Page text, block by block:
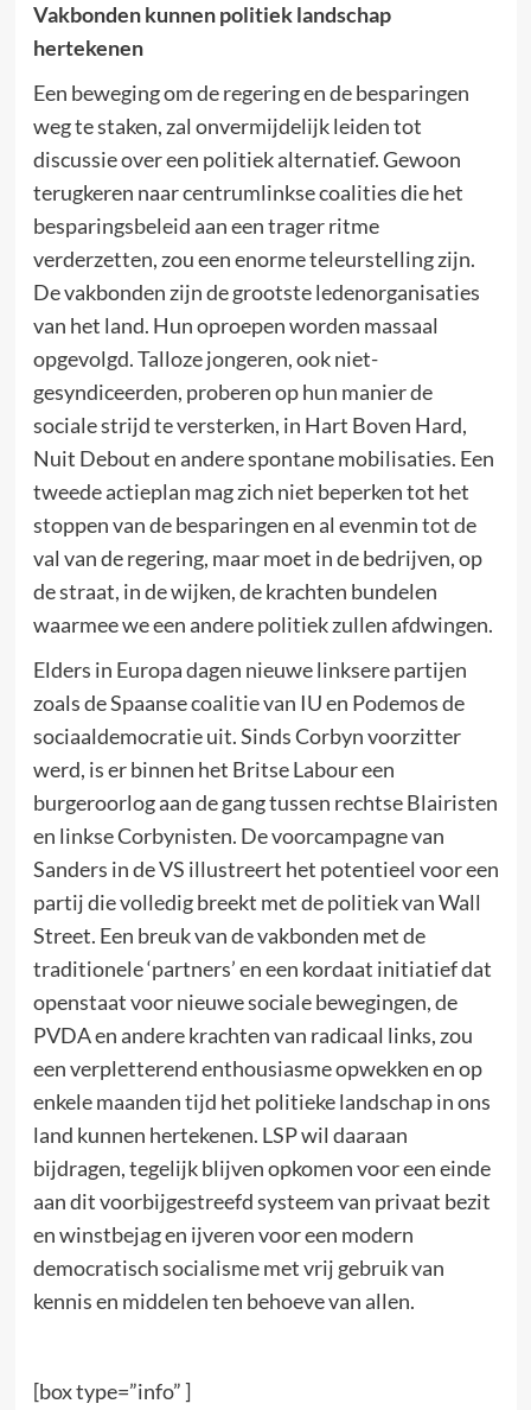
Vakbonden kunnen politiek landschap
hertekenen
Een beweging om de regering en de besparingen
weg te staken, zal onvermijdelijk leiden tot
discussie over een politiek alternatief. Gewoon
terugkeren naar centrumlinkse coalities die het
besparingsbeleid aan een trager ritme
verderzetten, zou een enorme teleurstelling zijn.
De vakbonden zijn de grootste ledenorganisaties
van het land. Hun oproepen worden massaal
opgevolgd. Talloze jongeren, ook niet-
gesyndiceerden, proberen op hun manier de
sociale strijd te versterken, in Hart Boven Hard,
Nuit Debout en andere spontane mobilisaties. Een
tweede actieplan mag zich niet beperken tot het
stoppen van de besparingen en al evenmin tot de
val van de regering, maar moet in de bedrijven, op
de straat, in de wijken, de krachten bundelen
waarmee we een andere politiek zullen afdwingen.
Elders in Europa dagen nieuwe linksere partijen
zoals de Spaanse coalitie van IU en Podemos de
sociaaldemocratie uit. Sinds Corbyn voorzitter
werd, is er binnen het Britse Labour een
burgeroorlog aan de gang tussen rechtse Blairisten
en linkse Corbynisten. De voorcampagne van
Sanders in de VS illustreert het potentieel voor een
partij die volledig breekt met de politiek van Wall
Street. Een breuk van de vakbonden met de
traditionele ‘partners’ en een kordaat initiatief dat
openstaat voor nieuwe sociale bewegingen, de
PVDA en andere krachten van radicaal links, zou
een verpletterend enthousiasme opwekken en op
enkele maanden tijd het politieke landschap in ons
land kunnen hertekenen. LSP wil daaraan
bijdragen, tegelijk blijven opkomen voor een einde
aan dit voorbijgestreefd systeem van privaat bezit
en winstbejag en ijveren voor een modern
democratisch socialisme met vrij gebruik van
kennis en middelen ten behoeve van allen.
[box type=”info” ]